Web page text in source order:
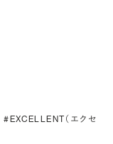
#EXCELLENT（エクセ